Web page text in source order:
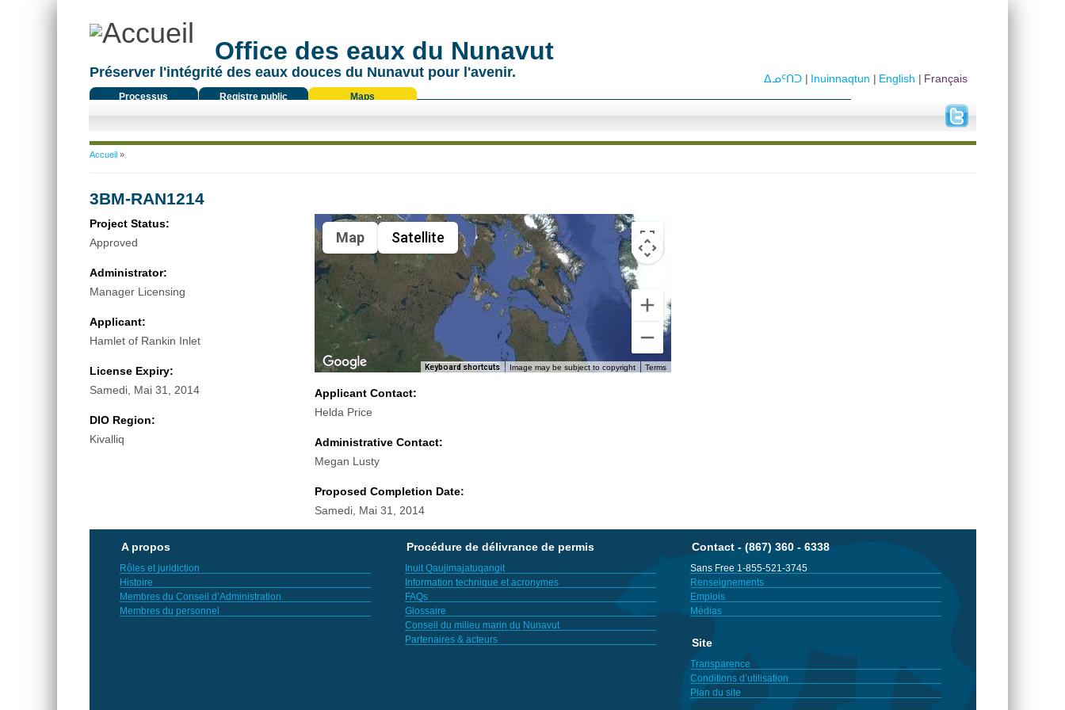
Office des eaux du Nunavut
Préserver l'intégrité des eaux douces du Nunavut pour l'avenir.
Processus
Registre public Maps
Français
English
Inuinnaqtun
ᐃᓄᑦᑎᑐ
Vous êtes ici
Accueil»
3BM-RAN1214
Project Status:
Approved
Administrator:
Manager Licensing
Applicant:
Hamlet of Rankin Inlet
License Expiry:
Samedi, Mai 31, 2014
DIO Region:
Kivalliq
Map Satellite
Keyboard shortcuts Image may be subject to copyright Terms
Applicant Contact:
Helda Price
Administrative Contact:
Megan Lusty
Proposed Completion Date:
Samedi, Mai 31, 2014
A propos
Rôles et juridiction
Histoire
Membres du Conseil d’Administration
Membres du personnel
Procédure de délivrance de permis
Inuit Qaujimajatuqangit
Information technique et acronymes
FAQs
Glossaire
Conseil du milieu marin du Nunavut
Partenaires & acteurs
Contact - (867) 360 - 6338
Sans Free 1-855-521-3745
Renseignements
Emplois
Médias
Site
Transparence
Conditions d’utilisation
Plan du site